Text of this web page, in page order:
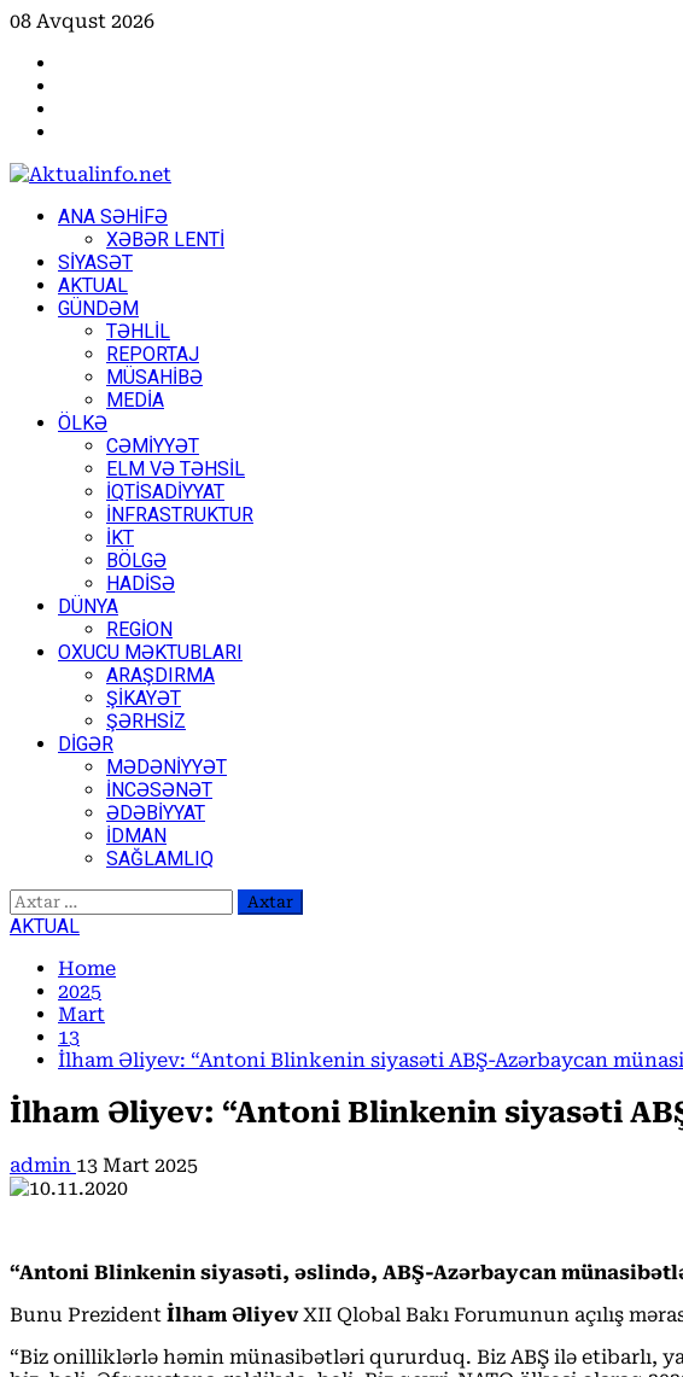
Skip
content
08 Avqust 2026
PrimaryANA SƏHİFƏ
XƏBƏR LENTİ
SİYASƏT
AKTUAL
GÜNDƏM
TƏHLİL
REPORTAJ
MÜSAHİBƏ
MEDİA
ÖLKƏ
CƏMİYYƏT
ELM VƏ TƏHSİL
İQTİSADİYYAT
İNFRASTRUKTUR
İKT
BÖLGƏ
HADİSƏ
DÜNYA
REGİON
OXUCU MƏKTUBLARI
ARAŞDIRMA
ŞİKAYƏT
ŞƏRHSİZ
DİGƏR
MƏDƏNİYYƏT
İNCƏSƏNƏT
ƏDƏBİYYAT
İDMAN
SAĞLAMLIQ
Axtarış:
AKTUAL
Home
2025
Mart
13
İlham Əliyev: “Antoni Blinkenin siyasəti ABŞ-Azərbaycan
İlham Əliyev: “Antoni Blinkenin siyasəti
admin 13 Mart 2025
“Antoni Blinkenin siyasəti, əslində, ABŞ-Azərbaycan
Bunu Prezident İlham ƏliyevXII Qlobal Bakı Forumunun açılış
“Biz onilliklərlə həmin münasibətləri qururduq. Biz ABŞ ilə etibarlı,